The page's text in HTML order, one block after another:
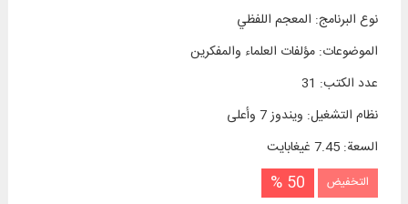
نوع البرنامج: المعجم اللفظي
الموضوعات:مؤلفات العلماء والمفكرين
عدد الكتب:
31
نظام التشغیل: ويندوز 7 وأعلی
السعة:7.45 غيغابايت
التخفيض 50 %